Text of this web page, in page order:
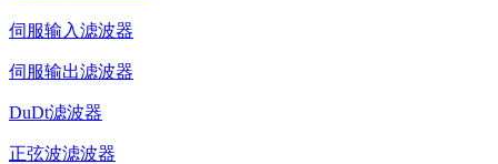
伺服输入滤波器
伺服输出滤波器
DuDt滤波器
正弦波滤波器